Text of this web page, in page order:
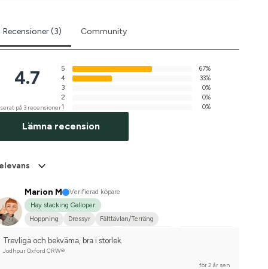
Recensioner (3) Community
4.7
på 3 recensioner
5
67%
4
33%
3
0%
2
0%
1
0%
Lämna recension
Marion M
Verifierad köpare
Hay stacking Galloper
Hoppning
Dressyr
Fälttävlan/Terräng
Svenskt varmblod (SWB)
Trevliga och bekväma, bra i storlek.
Jodhpur Oxford CRW®
för 2 år sen